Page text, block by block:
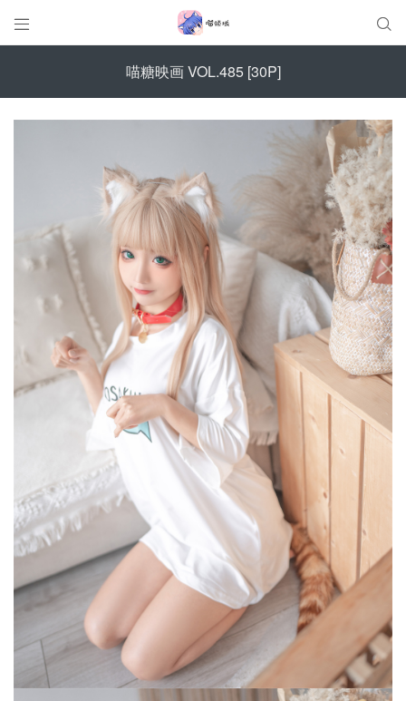
 
喵糖映画 VOL.485 [30P]